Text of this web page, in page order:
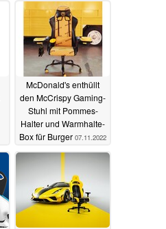
McDonald's enthüllt
den McCrispy Gaming-
Stuhl mit Pommes-
Halter und Warmhalte-
Box für Burger 07.11.2022